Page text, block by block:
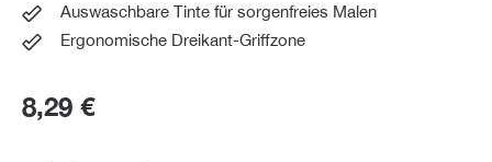
Auswaschbare Tinte für sorgenfreies Malen
Ergonomische Dreikant-Griffzone
8,29 €